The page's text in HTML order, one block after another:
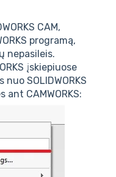
CAM,
programą,
nepasileis.
įskiepiuose
SOLIDWORKS
ant CAMWORKS: